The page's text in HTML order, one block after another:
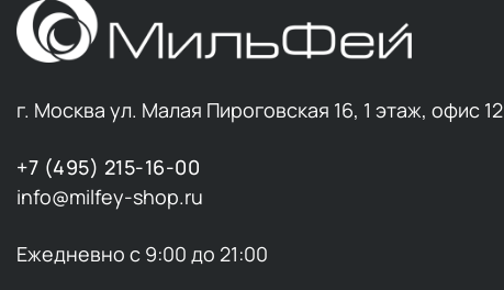
г. Москва ул. Малая Пироговская 16, 1 этаж, офис 12
+7 (495) 215-16-00
info@milfey-shop.ru
Ежедневно с 9:00 до 21:00